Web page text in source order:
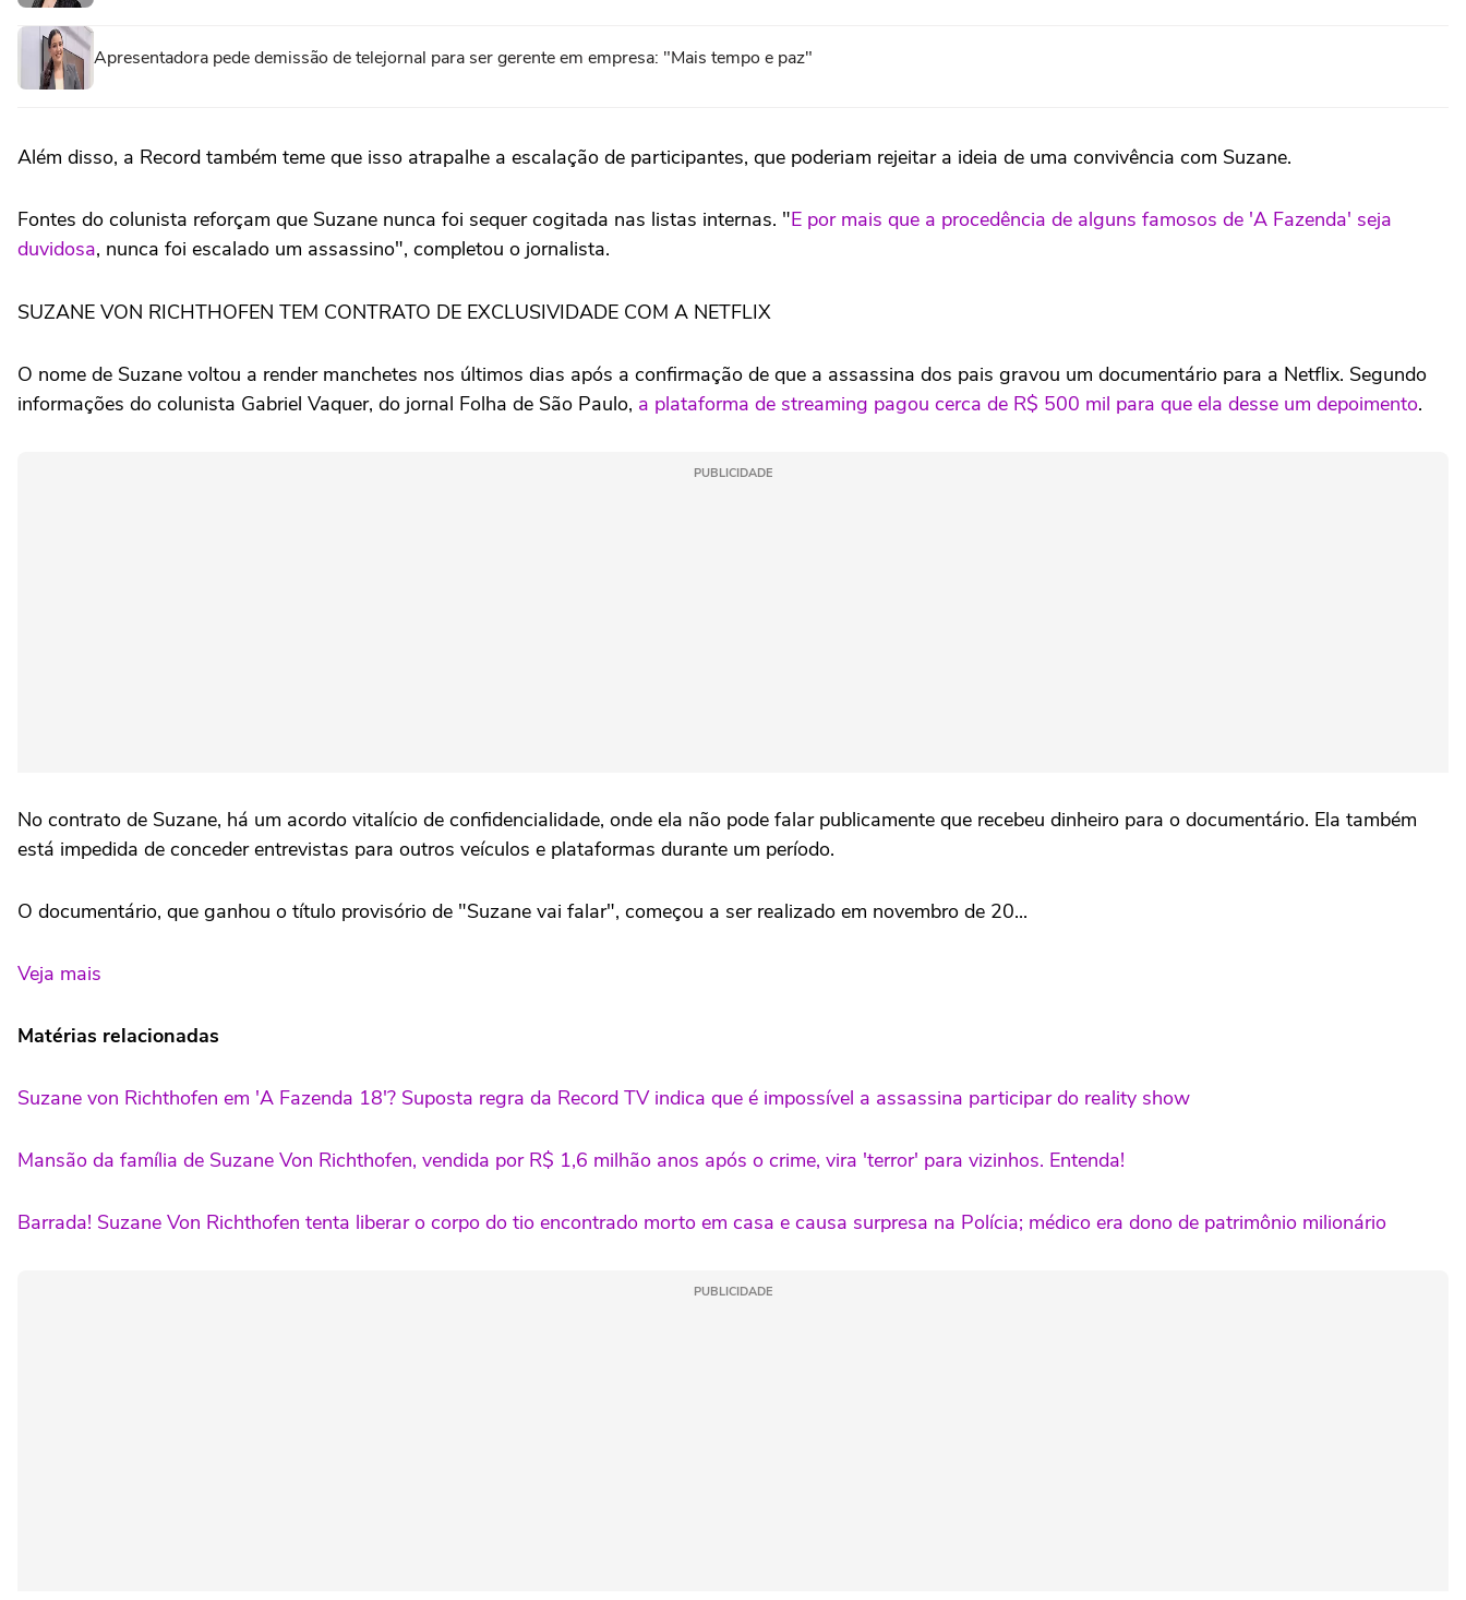
Apresentadora pede demissão de telejornal para ser gerente em empresa: "Mais tempo e paz"
Além disso, a Record também teme que isso atrapalhe a escalação de participantes, que poderiam rejeitar a ideia de uma convivência com Suzane.
Fontes do colunista reforçam que Suzane nunca foi sequer cogitada nas listas internas. "E por mais que a procedência de alguns famosos de 'A Fazenda' seja
duvidosa, nunca foi escalado um assassino", completou o jornalista.
SUZANE VON RICHTHOFEN TEM CONTRATO DE EXCLUSIVIDADE COM A NETFLIX
O nome de Suzane voltou a render manchetes nos últimos dias após a confirmação de que a assassina dos pais gravou um documentário para a Netflix. Segundo
informações do colunista Gabriel Vaquer, do jornal Folha de São Paulo, a plataforma de streaming pagou cerca de R$ 500 mil para que ela desse um depoimento.
PUBLICIDADE
No contrato de Suzane, há um acordo vitalício de confidencialidade, onde ela não pode falar publicamente que recebeu dinheiro para o documentário. Ela também
está impedida de conceder entrevistas para outros veículos e plataformas durante um período.
O documentário, que ganhou o título provisório de "Suzane vai falar", começou a ser realizado em novembro de 20...
Veja mais
Matérias relacionadas
Suzane von Richthofen em 'A Fazenda 18'? Suposta regra da Record TV indica que é impossível a assassina participar do reality show
Mansão da família de Suzane Von Richthofen, vendida por R$ 1,6 milhão anos após o crime, vira 'terror' para vizinhos. Entenda!
Barrada! Suzane Von Richthofen tenta liberar o corpo do tio encontrado morto em casa e causa surpresa na Polícia; médico era dono de patrimônio milionário
PUBLICIDADE